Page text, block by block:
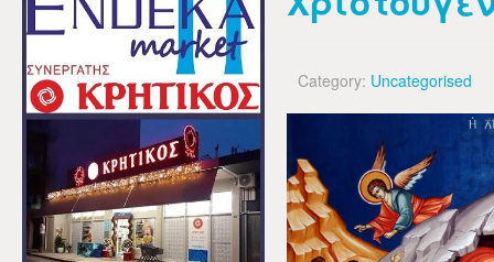
Category: Uncategorised